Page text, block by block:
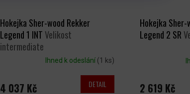
Hokejka Sher-wood Rekker
Legend 1 INT Velikost
intermediate
Ihned k odeslání (1 ks)
4 037 Kč DETAIL
Hokejka
Legend 2 SR
2 619 Kč